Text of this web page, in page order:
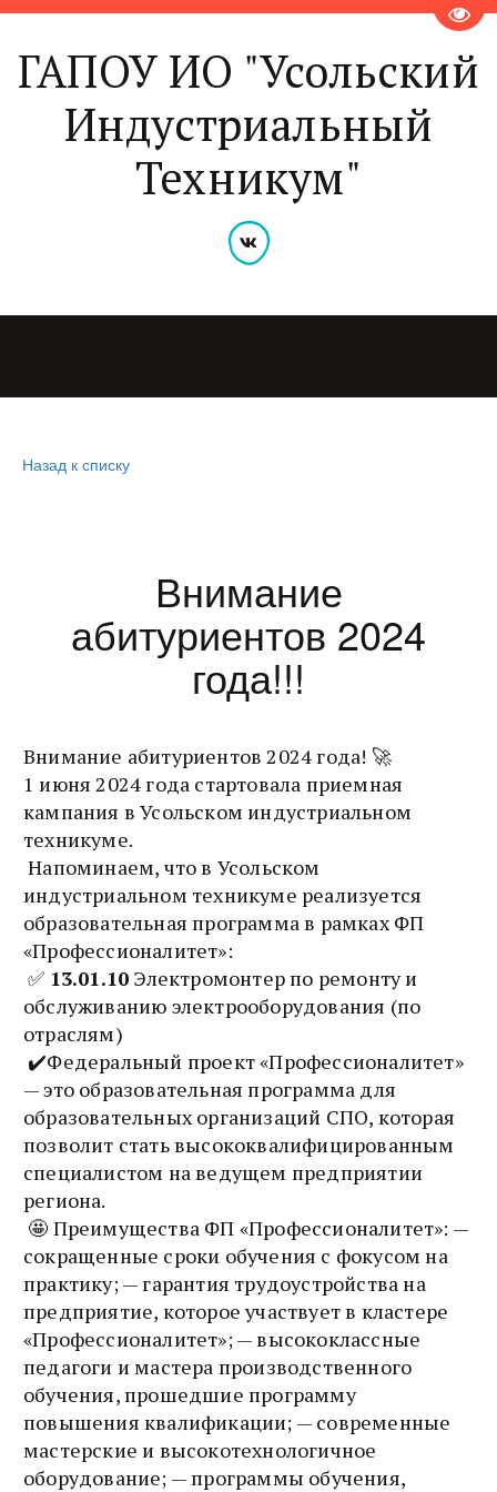
ГАПОУ ИО "Усольский
Индустриальный
Техникум"
Назад к списку
Внимание
абитуриентов 2024
года!!!
Внимание абитуриентов 2024 года! 🚀
1 июня 2024 года стартовала приемная
кампания в Усольском индустриальном
техникуме.
Напоминаем, что в Усольском
индустриальном техникуме реализуется
образовательная программа в рамках ФП
«Профессионалитет»:
✅ 13.01.10 Электромонтер по ремонту и
обслуживанию электрооборудования (по
отраслям)
✔️Федеральный проект «Профессионалитет»
— это образовательная программа для
образовательных организаций СПО, которая
позволит стать высококвалифицированным
специалистом на ведущем предприятии
региона.
🤩 Преимущества ФП «Профессионалитет»: —
сокращенные сроки обучения с фокусом на
практику; — гарантия трудоустройства на
предприятие, которое участвует в кластере
«Профессионалитет»; — высококлассные
педагоги и мастера производственного
обучения, прошедшие программу
повышения квалификации; — современные
мастерские и высокотехнологичное
оборудование; — программы обучения,